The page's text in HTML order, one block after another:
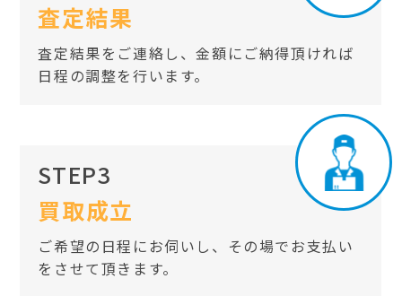
査定結果
査定結果をご連絡し、金額にご納得頂ければ
日程の調整を行います。
STEP3
買取成立
ご希望の日程にお伺いし、その場でお支払い
をさせて頂きます。